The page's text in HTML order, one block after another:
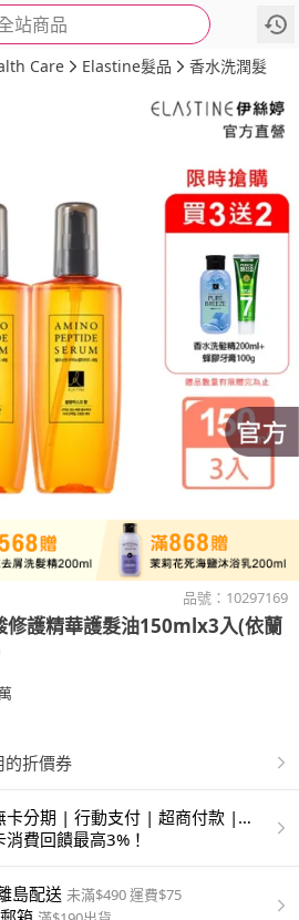
站商品
詳情
Care Elastine髮品 香水洗潤髮
品號： 10297169
修護精華護髮油150mlx3入(依蘭
的折價券
卡分期 | 行動支付 | 超商付款 |
卡費回饋最高3%！
島配送 未滿$490 運費$75